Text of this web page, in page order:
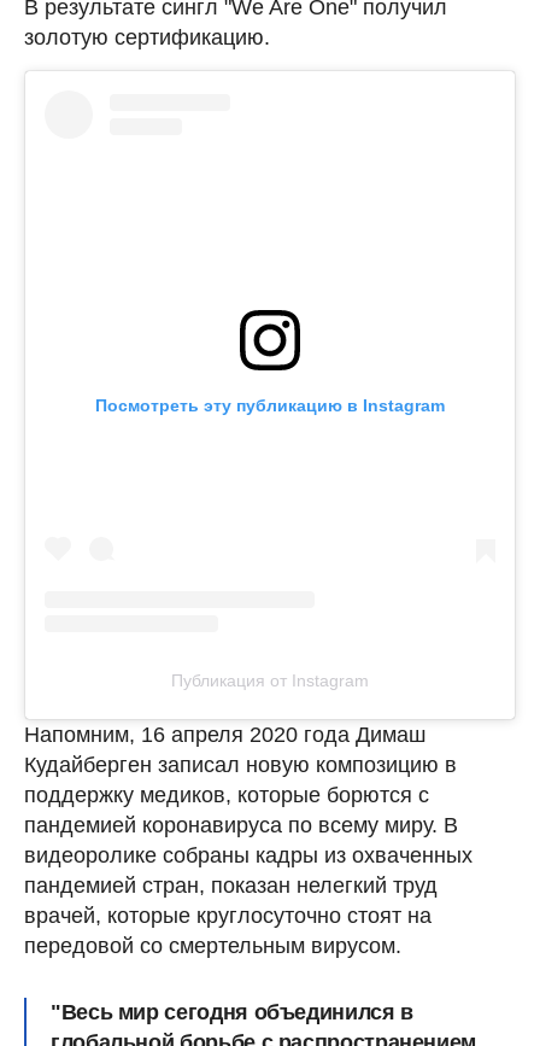
В результате сингл "We Are One" получил
золотую сертификацию.
Посмотреть эту публикацию в Instagram
Публикация от Instagram
Напомним, 16 апреля 2020 года Димаш
Кудайберген записал новую композицию в
поддержку медиков, которые борются с
пандемией коронавируса по всему миру. В
видеоролике собраны кадры из охваченных
пандемией стран, показан нелегкий труд
врачей, которые круглосуточно стоят на
передовой со смертельным вирусом.
"Весь мир сегодня объединился в